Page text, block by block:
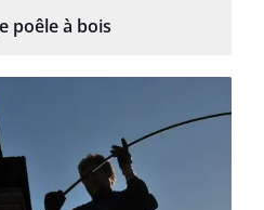
poêle à bois